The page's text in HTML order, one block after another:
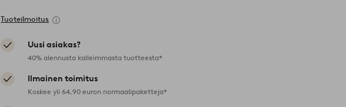
Tuoteilmoitus
Uusi asiakas?
40% alennusta kalleimmasta tuotteesta*
Ilmainen toimitus
Koskee yli 64,90 euron normaalipaketteja*